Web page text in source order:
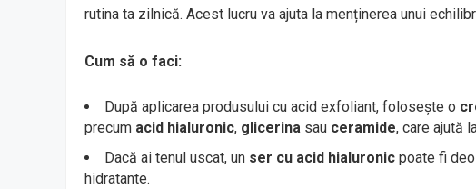
rutina ta zilnică. Acest lucru va ajuta la menținerea unui
Cum să o faci:
După aplicarea produsului cu acid exfoliant, folosește o
precum acid hialuronic, glicerina sau ceramide, care ajută
Dacă ai tenul uscat, un ser cu acid hialuronic poate fi
hidratante.